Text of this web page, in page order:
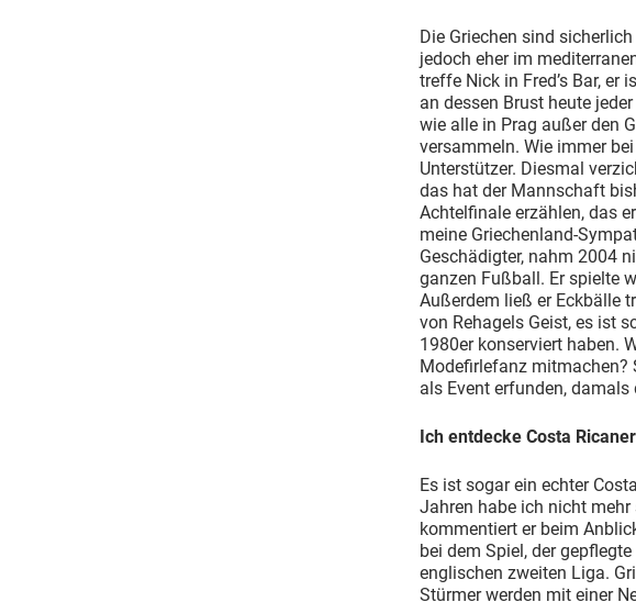
Die Griechen sind
jedoch eher im
treffe Nick in Fred’s Bar,
an dessen Brust heute
wie alle in Prag außer den
versammeln. Wie immer
Unterstützer. Diesmal
das hat der Mannschaft
Achtelfinale erzählen, das
meine Griechenland-
Geschädigter, nahm 2004
ganzen Fußball. Er spielte
Außerdem ließ er Eckbälle
von Rehagels Geist, es ist
1980er konserviert haben.
Modefirlefanz mitmachen?
als Event erfunden,
Ich entdecke Costa Ricaner
Es ist sogar ein echter
Jahren habe ich nicht mehr
kommentiert er beim
bei dem Spiel, der
englischen zweiten Liga.
Stürmer werden mit einer